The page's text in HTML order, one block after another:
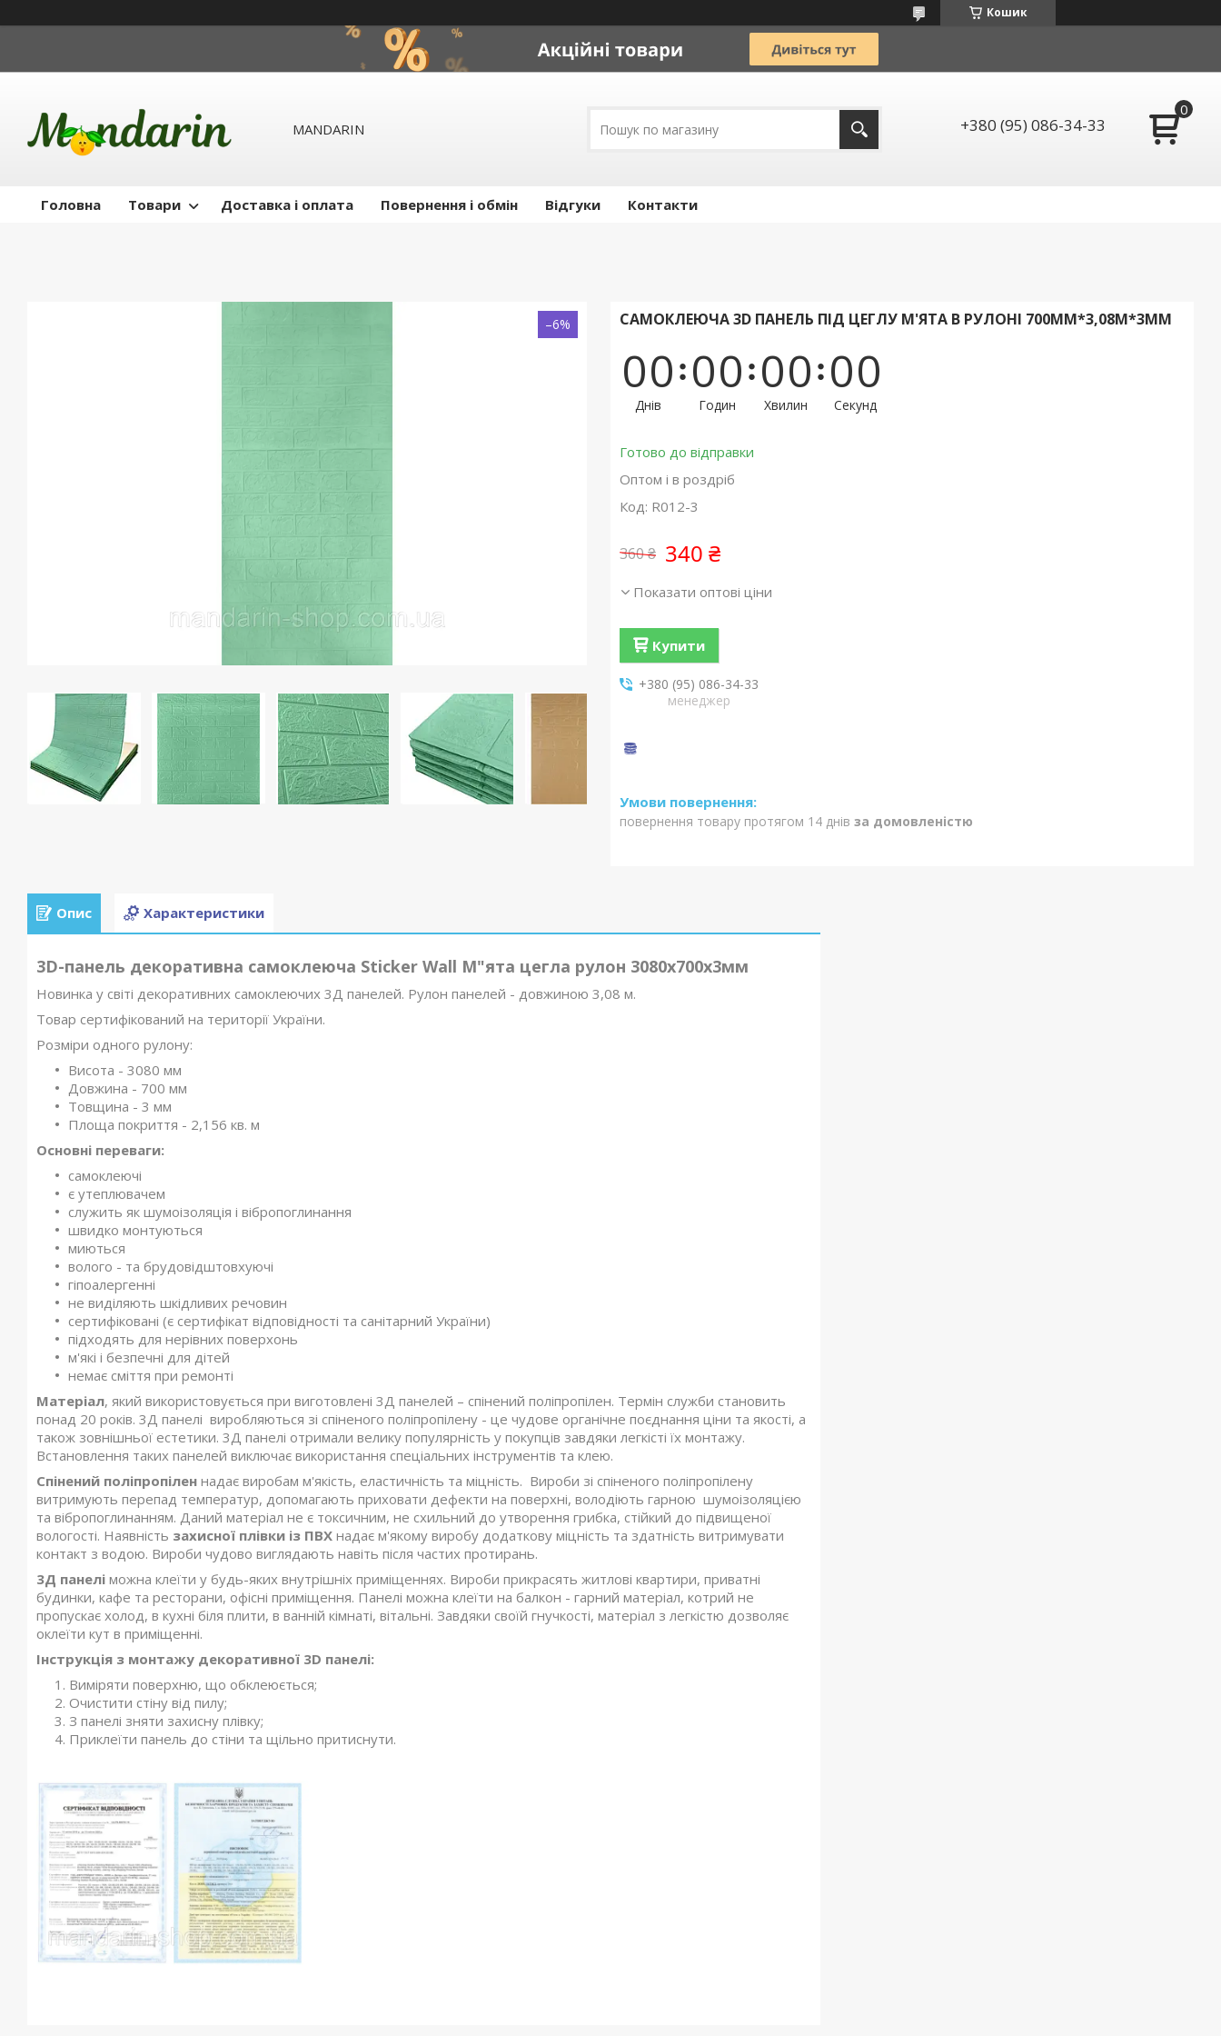
Кошик
MANDARIN +380 (95) 086-34-33
Головна Товари Доставка і оплата Повернення і обмін Відгуки Контакти
–6% САМОКЛЕЮЧА 3D ПАНЕЛЬ ПІД ЦЕГЛУ М'ЯТА В РУЛОНІ 700ММ*3,08М*3ММ
00
Днів
00
Годин
00
Хвилин
00
Секунд
Готово до відправки
Оптом і в роздріб
Код: R012-3
360 ₴ 340 ₴
Показати оптові ціни
Купити
+380 (95) 086-34-33
менеджер
повернення товару протягом 14 днів за домовленістю
Опис Характеристики
3D-панель декоративна самоклеюча Sticker Wall М"ята цегла рулон 3080x700x3мм
Новинка у світі декоративних самоклеючих 3Д панелей. Рулон панелей - довжиною 3,08 м.
Товар сертифікований на території України.
Розміри одного рулону:
Висота - 3080 мм
Довжина - 700 мм
Товщина - 3 мм
Площа покриття - 2,156 кв. м
Основні переваги:
самоклеючі
є утеплювачем
служить як шумоізоляція і вібропоглинання
швидко монтуються
миються
волого - та брудовідштовхуючі
гіпоалергенні
не виділяють шкідливих речовин
сертифіковані (є сертифікат відповідності та санітарний України)
підходять для нерівних поверхонь
м'які і безпечні для дітей
немає сміття при ремонті
Матеріал, який використовується при виготовлені 3Д панелей – спінений поліпропілен. Термін служби становить
понад 20 років. 3Д панелі виробляються зі спіненого поліпропілену - це чудове органічне поєднання ціни та якості, а
також зовнішньої естетики. 3Д панелі отримали велику популярність у покупців завдяки легкісті їх монтажу.
Встановлення таких панелей виключає використання спеціальних інструментів та клею.
Спінений поліпропілен надає виробам м'якість, еластичність та міцність. Вироби зі спіненого поліпропілену
витримують перепад температур, допомагають приховати дефекти на поверхні, володіють гарною шумоізоляцією
та вібропоглинанням. Даний матеріал не є токсичним, не схильний до утворення грибка, стійкий до підвищеної
вологості. Наявність захисної плівки із ПВХ надає м'якому виробу додаткову міцність та здатність витримувати
контакт з водою. Вироби чудово виглядають навіть після частих протирань.
3Д панелі можна клеїти у будь-яких внутрішніх приміщеннях. Вироби прикрасять житлові квартири, приватні
будинки, кафе та ресторани, офісні приміщення. Панелі можна клеїти на балкон - гарний матеріал, котрий не
пропускає холод, в кухні біля плити, в ванній кімнаті, вітальні. Завдяки своїй гнучкості, матеріал з легкістю дозволяє
оклеїти кут в приміщенні.
Інструкція з монтажу декоративної 3D панелі:
Виміряти поверхню, що обклеюється;
Очистити стіну від пилу;
З панелі зняти захисну плівку;
Приклеїти панель до стіни та щільно притиснути.